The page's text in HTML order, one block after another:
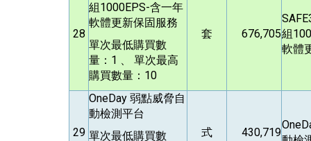
28
組1000EPS-含一年
軟體更新保固服務
單次最低購買數
量：1 、 單次最高
購買數量：10
套 676,705組
軟體
29
OneDay 弱點威脅自
動檢測平台
單次最低購買數
式 430,719